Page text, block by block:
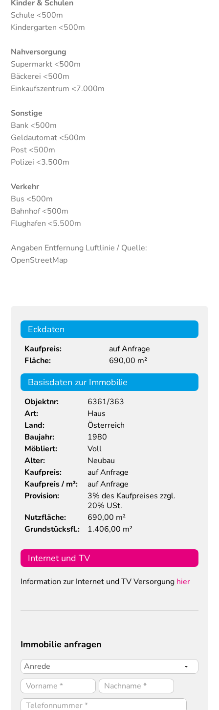
Kinder & Schulen
Schule <500m
Kindergarten <500m
Nahversorgung
Supermarkt <500m
Bäckerei <500m
Einkaufszentrum <7.000m
Sonstige
Bank <500m
Geldautomat <500m
Post <500m
Polizei <3.500m
Verkehr
Bus <500m
Bahnhof <500m
Flughafen <5.500m
Angaben Entfernung Luftlinie / Quelle:
OpenStreetMap
Eckdaten
Kaufpreis:
auf Anfrage
Fläche:
690,00 m²
Basisdaten zur Immobilie
Objektnr:
6361/363
Art:
Haus
Land:
Österreich
Baujahr:
1980
Möbliert:
Voll
Alter:
Neubau
Kaufpreis:
auf Anfrage
Kaufpreis / m²:
auf Anfrage
Provision:
3% des Kaufpreises zzgl.
20% USt.
Nutzfläche:
690,00 m²
Grundstücksfl.:
1.406,00 m²
Internet und TV
Information zur Internet und TV Versorgung hier
Immobilie anfragen